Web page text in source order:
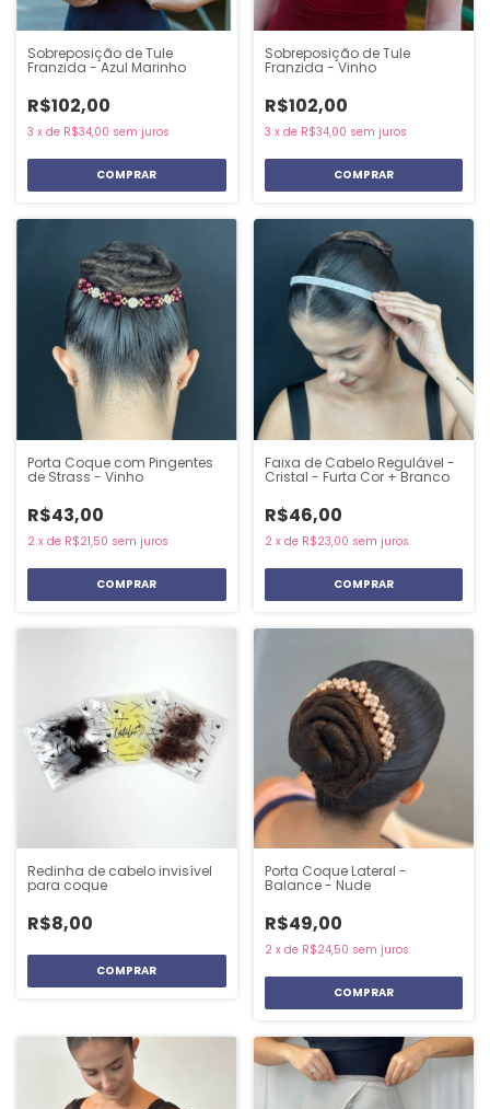
Sobreposição de Tule
Franzida - Azul Marinho
R$102,00
3 x de R$34,00 sem juros
COMPRAR
Sobreposição de Tule
Franzida - Vinho
R$102,00
3 x de R$34,00 sem juros
COMPRAR
Porta Coque com Pingentes
de Strass - Vinho
R$43,00
2 x de R$21,50 sem juros
Faixa de Cabelo Regulável -
Cristal - Furta Cor + Branco
R$46,00
2 x de R$23,00 sem juros
Redinha de cabelo invisível
para coque
R$8,00
COMPRAR
Porta Coque Lateral -
Balance - Nude
R$49,00
2 x de R$24,50 sem juros